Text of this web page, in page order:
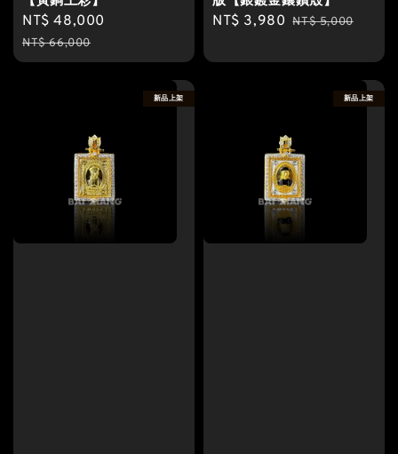
Sale
price
NT$ 48,000
NT$ 66,000
Sale
NT$ 3,980 Regular
NT$ 5,000
新品上架 新品上架